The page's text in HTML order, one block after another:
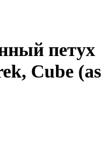
петух
Cube (as